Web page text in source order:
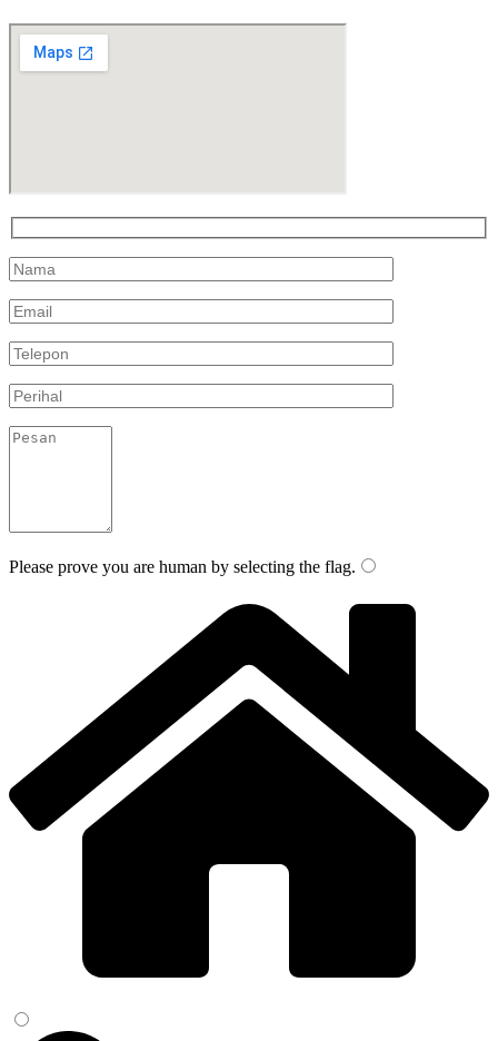
Please prove you are human by selecting the flag.